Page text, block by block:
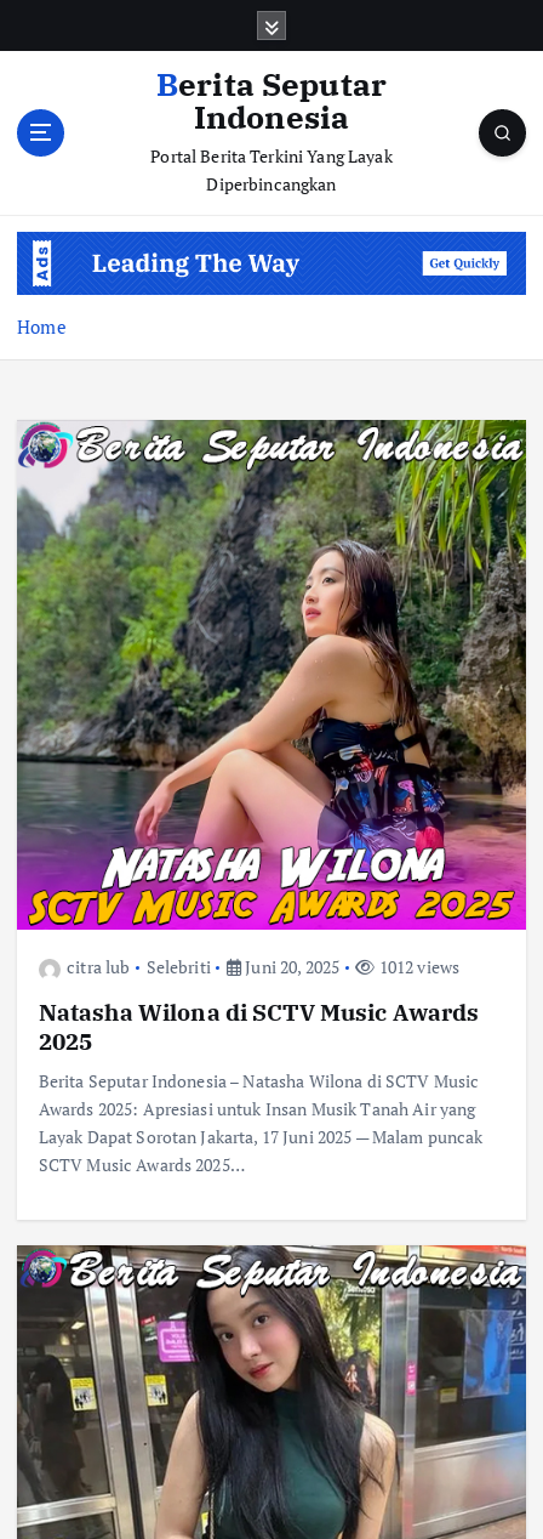
Berita Seputar
Indonesia
Portal Berita Terkini Yang Layak
Diperbincangkan
Home
citra lub Selebriti Juni 20, 2025 1012 views
Natasha Wilona di SCTV Music Awards
2025
Berita Seputar Indonesia – Natasha Wilona di SCTV Music
Awards 2025: Apresiasi untuk Insan Musik Tanah Air yang
Layak Dapat Sorotan Jakarta, 17 Juni 2025 — Malam puncak
SCTV Music Awards 2025…